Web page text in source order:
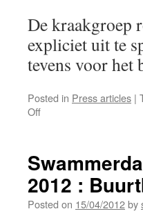
De kraakgroep
expliciet uit te
tevens voor het
Posted in Press articles |
Off
2012 :
Posted on 15/04/2012by